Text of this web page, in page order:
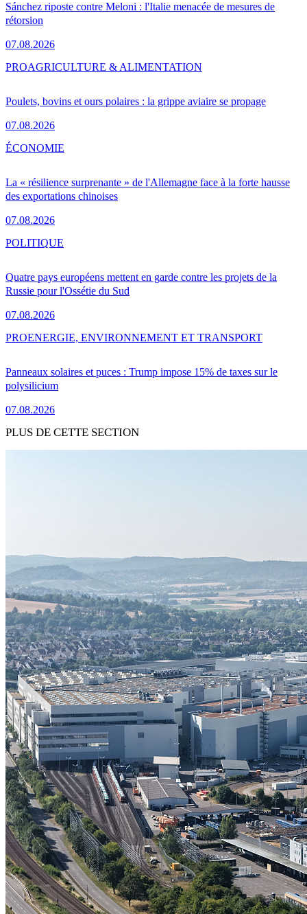
Sánchez riposte contre Meloni : l'Italie menacée de mesures de
rétorsion
07.08.2026
Poulets, bovins et ours polaires : la grippe aviaire se propage
07.08.2026
PROAGRICULTURE & ALIMENTATION
La « résilience surprenante » de l'Allemagne face à la forte hausse
des exportations chinoises
07.08.2026
ÉCONOMIE
Quatre pays européens mettent en garde contre les projets de la
Russie pour l'Ossétie du Sud
07.08.2026
POLITIQUE
Panneaux solaires et puces : Trump impose 15% de taxes sur le
polysilicium
07.08.2026
PROENERGIE, ENVIRONNEMENT ET TRANSPORT
PLUS DE CETTE SECTION